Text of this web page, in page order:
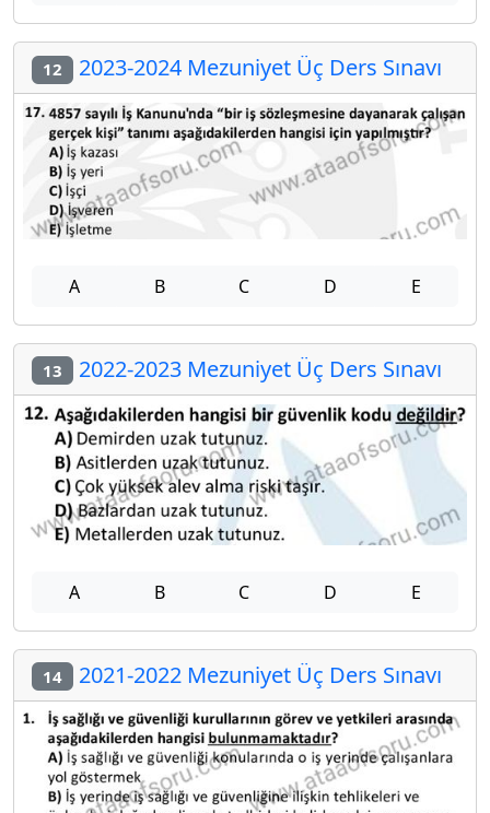
12 2023-2024 Mezuniyet Üç Ders Sınavı
A B C D E
13 2022-2023 Mezuniyet Üç Ders Sınavı
A B C D E
14 2021-2022 Mezuniyet Üç Ders Sınavı